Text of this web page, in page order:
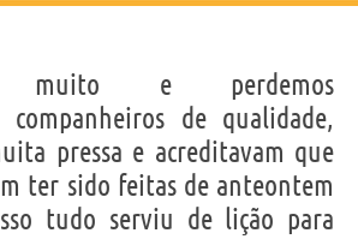
muito e perdemos
companheiros de qualidade,
pressa e acreditavam que
ter sido feitas de anteontem
tudo serviu de lição para